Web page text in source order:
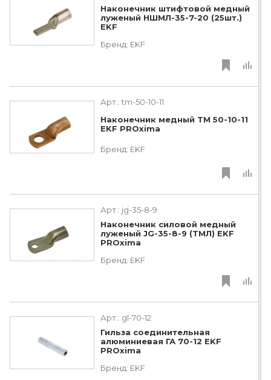
Наконечник штифтовой медный
луженый НШМЛ-35-7-20 (25шт.)
EKF
Бренд: EKF
Арт.: tm-50-10-11
Наконечник медный ТМ 50-10-11
EKF PROxima
Бренд: EKF
Арт.: jg-35-8-9
Наконечник силовой медный
луженый JG-35-8-9 (ТМЛ) EKF
PROxima
Бренд: EKF
Арт.: gl-70-12
Гильза соединительная
алюминиевая ГА 70-12 EKF
PROxima
Бренд: EKF